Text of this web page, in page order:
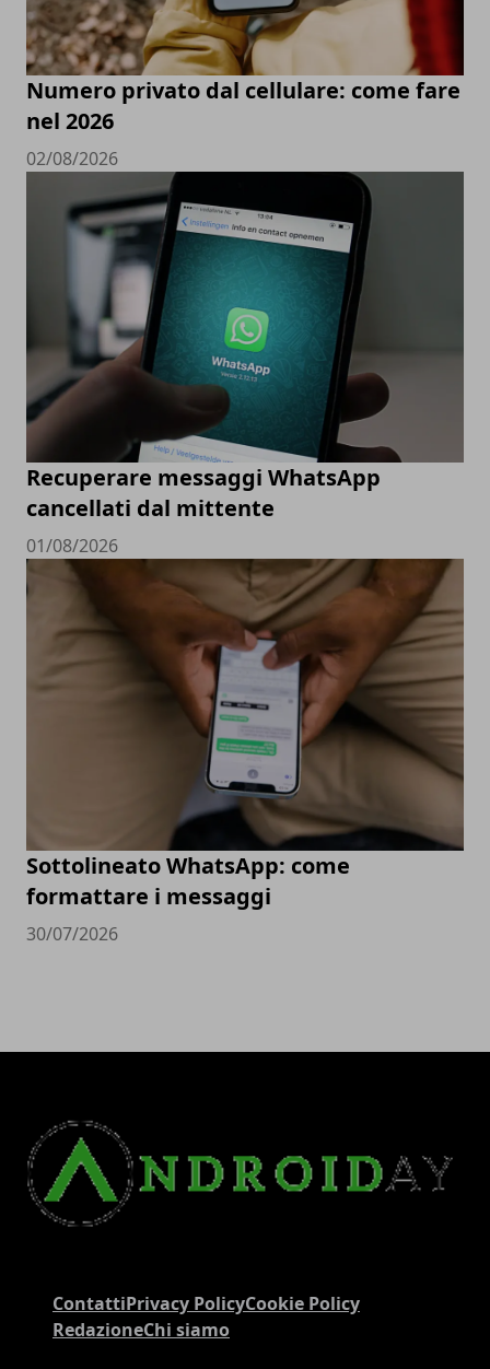
Numero privato dal cellulare: come fare
nel 2026
02/08/2026
Recuperare messaggi WhatsApp
cancellati dal mittente
01/08/2026
Sottolineato WhatsApp: come
formattare i messaggi
30/07/2026
ContattiPrivacy PolicyCookie Policy
RedazioneChi siamo